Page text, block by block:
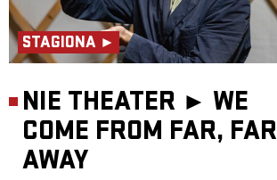
STAGIONA ►
NIE THEATER ► WE
COME FROM FAR, FAR
AWAY